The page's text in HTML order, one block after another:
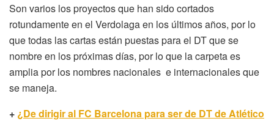
Son varios los proyectos que han sido cortados
rotundamente en el Verdolaga en los últimos años, por lo
que todas las cartas están puestas para el DT que se
nombre en los próximas días, por lo que la carpeta es
amplia por los nombres nacionales e internacionales que
se maneja.
+ ¿De dirigir al FC Barcelona para ser de DT de Atlético